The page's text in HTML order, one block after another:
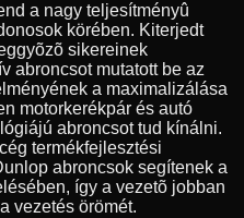
a nagy teljesítményû
körében. Kiterjedt
sikereinek
abroncsot mutatott be az
a maximalizálása
motorkerékpár és autó
abroncsot tud kínálni.
termékfejlesztési
abroncsok segítenek a
így a vezetõ jobban
vezetés örömét.